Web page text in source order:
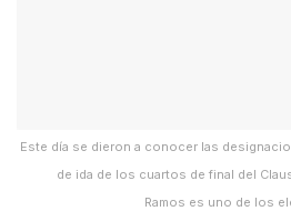
Este día se dieron a conocer las
de ida de los cuartos de final del
Ramos es uno de los